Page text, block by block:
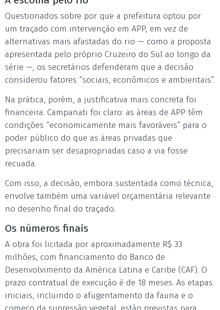
Questionados sobre por que a prefeitura optou por
um traçado com intervenção em APP, em vez de
alternativas mais afastadas do rio — como a proposta
apresentada pelo próprio Cruzeiro do Sul ao longo da
série —, os secretários defenderam que a decisão
considerou fatores “sociais, econômicos e ambientais”.
Na prática, porém, a justificativa mais concreta foi
financeira. Campanati foi claro: as áreas de APP têm
condições “economicamente mais favoráveis” para o
poder público do que as áreas privadas que
precisariam ser desapropriadas caso a via fosse
recuada.
Com isso, a decisão, embora sustentada como técnica,
envolve também uma variável orçamentária relevante
no desenho final do traçado.
Os números finais
A obra foi licitada por aproximadamente R$ 33
milhões, com financiamento do Banco de
Desenvolvimento da América Latina e Caribe (CAF). O
prazo contratual de execução é de 18 meses. As etapas
iniciais, incluindo o afugentamento da fauna e o